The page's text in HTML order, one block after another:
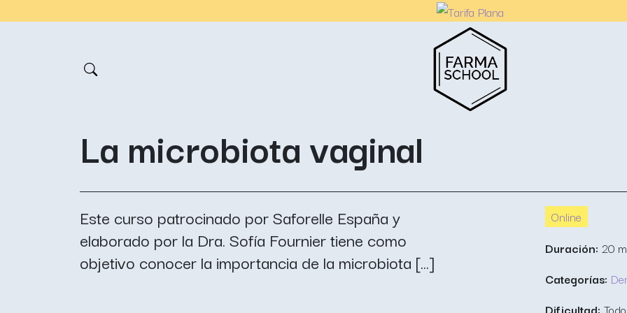
La microbiota vaginal
Este curso patrocinado por Saforelle España y
elaborado por la Dra. Sofía Fournier tiene como
objetivo conocer la importancia de la microbiota [...]
Online
Duración: 20
Categorías: